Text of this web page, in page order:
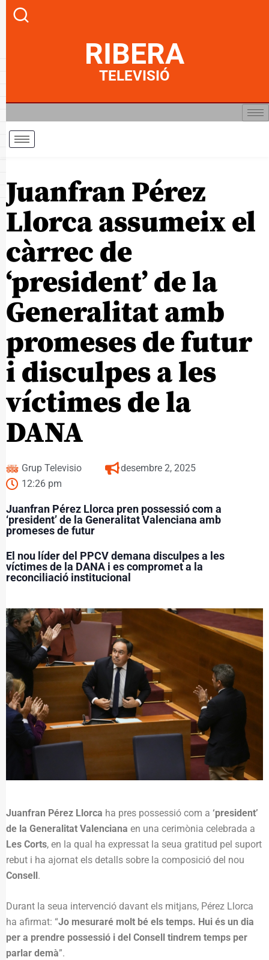
RIBERA
TELEVISIÓ
Juanfran Pérez
Llorca assumeix el
càrrec de
‘president’ de la
Generalitat amb
promeses de futur
i disculpes a les
víctimes de la
DANA
Grup Televisio
desembre 2, 2025
12:26 pm
Juanfran Pérez Llorca pren possessió com a
‘president’ de la Generalitat Valenciana amb
promeses de futur
El nou líder del PPCV demana disculpes a les
víctimes de la DANA i es compromet a la
reconciliació institucional
Juanfran Pérez Llorca ha pres possessió com a ‘president’
de la Generalitat Valenciana en una cerimònia celebrada a
Les Corts, en la qual ha expressat la seua gratitud pel suport
rebut i ha ajornat els detalls sobre la composició del nou
Consell .
Durant la seua intervenció davant els mitjans, Pérez Llorca
ha afirmat: “Jo mesuraré molt bé els temps. Hui és un dia
per a prendre possessió i del Consell tindrem temps per
parlar demà”.